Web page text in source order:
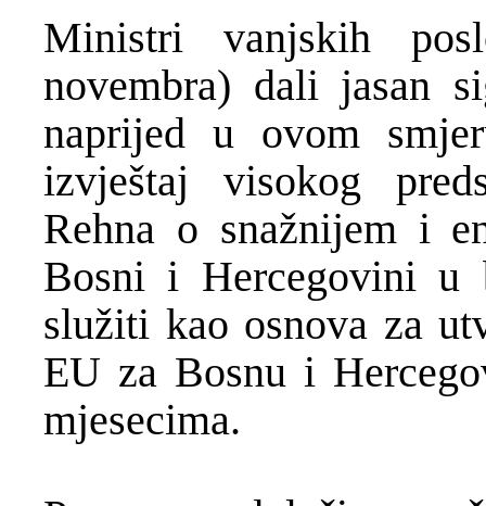
Ministri vanjskih
novembra) dali jasan
naprijed u ovom
izvještaj visokog
Rehna o snažnijem i
Bosni i Hercegovini u
služiti kao osnova za
EU za Bosnu i
mjesecima.